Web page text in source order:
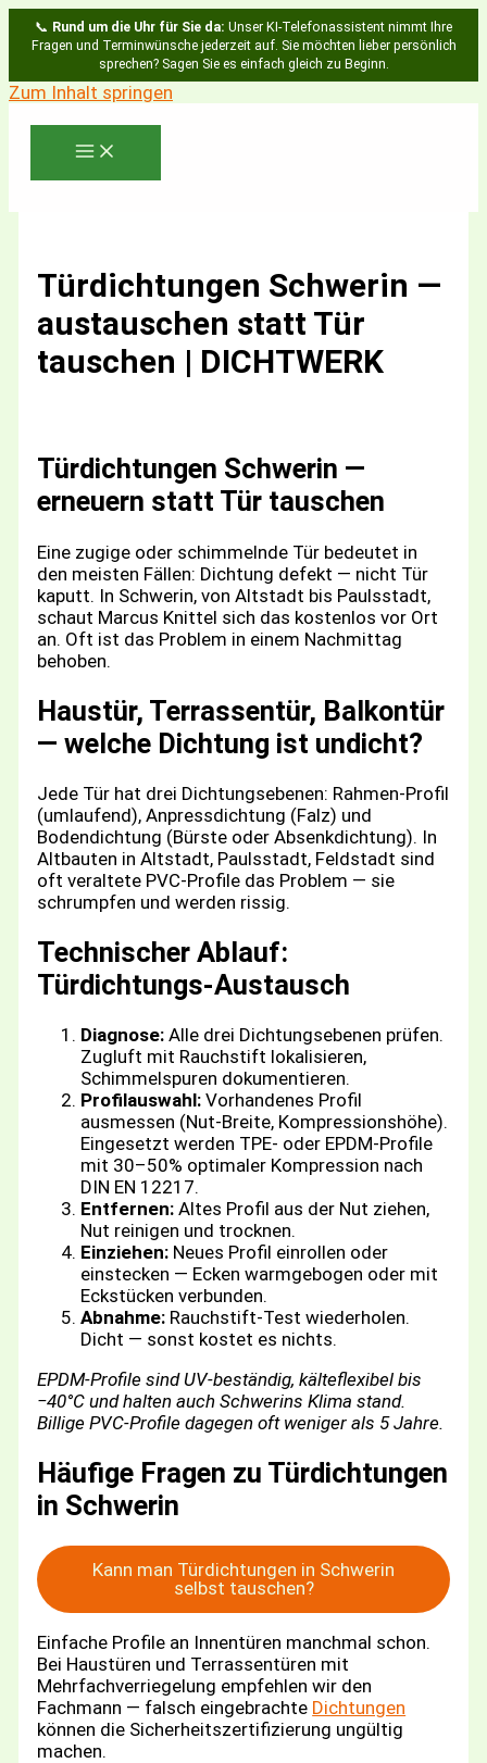
📞 Rund um die Uhr für Sie da: Unser KI-Telefonassistent nimmt Ihre
Fragen und Terminwünsche jederzeit auf. Sie möchten lieber persönlich
sprechen? Sagen Sie es einfach gleich zu Beginn.
Zum Inhalt springen
Türdichtungen Schwerin —
austauschen statt Tür
tauschen | DICHTWERK
Türdichtungen Schwerin —
erneuern statt Tür tauschen
Eine zugige oder schimmelnde Tür bedeutet in
den meisten Fällen: Dichtung defekt — nicht Tür
kaputt. In Schwerin, von Altstadt bis Paulsstadt,
schaut Marcus Knittel sich das kostenlos vor Ort
an. Oft ist das Problem in einem Nachmittag
behoben.
Haustür, Terrassentür, Balkontür
— welche Dichtung ist undicht?
Jede Tür hat drei Dichtungsebenen: Rahmen-Profil
(umlaufend), Anpressdichtung (Falz) und
Bodendichtung (Bürste oder Absenkdichtung). In
Altbauten in Altstadt, Paulsstadt, Feldstadt sind
oft veraltete PVC-Profile das Problem — sie
schrumpfen und werden rissig.
Technischer Ablauf:
Türdichtungs-Austausch
Diagnose: Alle drei Dichtungsebenen prüfen.
Zugluft mit Rauchstift lokalisieren,
Schimmelspuren dokumentieren.
Profilauswahl: Vorhandenes Profil
ausmessen (Nut-Breite, Kompressionshöhe).
Eingesetzt werden TPE- oder EPDM-Profile
mit 30–50% optimaler Kompression nach
DIN EN 12217.
Entfernen: Altes Profil aus der Nut ziehen,
Nut reinigen und trocknen.
Einziehen: Neues Profil einrollen oder
einstecken — Ecken warmgebogen oder mit
Eckstücken verbunden.
Abnahme: Rauchstift-Test wiederholen.
Dicht — sonst kostet es nichts.
EPDM-Profile sind UV-beständig, kälteflexibel bis
−40°C und halten auch Schwerins Klima stand.
Billige PVC-Profile dagegen oft weniger als 5 Jahre.
Häufige Fragen zu Türdichtungen
in Schwerin
Kann man Türdichtungen in Schwerin
selbst tauschen?
Einfache Profile an Innentüren manchmal schon.
Bei Haustüren und Terrassentüren mit
Mehrfachverriegelung empfehlen wir den
Fachmann — falsch eingebrachte Dichtungen
können die Sicherheitszertifizierung ungültig
machen.